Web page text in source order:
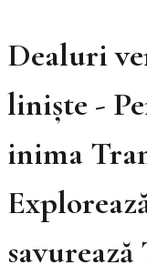
Dealuri
liniște -
inima